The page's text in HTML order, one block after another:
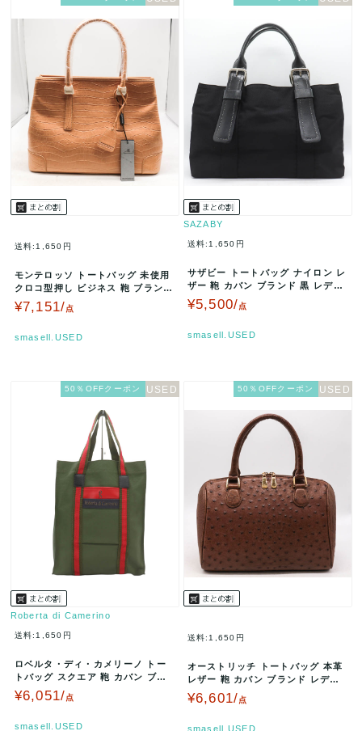
送料:1,650円
モンテロッソ トートバッグ 未使用
クロコ型押し ビジネス 鞄 ブランド
レディース ベージュ系 M…
¥7,151/点
smasell.USED
SAZABY
送料:1,650円
サザビー トートバッグ ナイロン レ
ザー 鞄 カバン ブランド 黒 レディ
ース ブラック SAZAB…
¥5,500/点
smasell.USED
50％OFFクーポン
Roberta di Camerino
送料:1,650円
ロベルタ・ディ・カメリーノ トー
トバッグ スクエア 鞄 カバン ブラ
ンド レディース グリーン Ro…
¥6,051/点
smasell.USED
50％OFFクーポン
送料:1,650円
オーストリッチ トートバッグ 本革
レザー 鞄 カバン ブランド レディ
ース ブラウン ostric…
¥6,601/点
smasell.USED